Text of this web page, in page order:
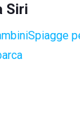
Siri
Spiagge